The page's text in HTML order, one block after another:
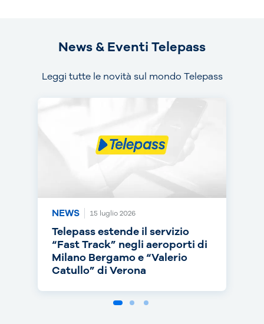
News & Eventi Telepass
Leggi tutte le novità sul mondo Telepass
NEWS 15 luglio 2026
Telepass estende il servizio
“Fast Track” negli aeroporti di
Milano Bergamo e “Valerio
Catullo” di Verona
NEWS 14 luglio 2026
Telepass punta sull’RC Auto e
torna on air con una nuova
campagna
NEWS 30 giugno 2026
Telepass cresce in europa: dal
1° luglio telepedaggio attivo
anche nei Paesi Bassi